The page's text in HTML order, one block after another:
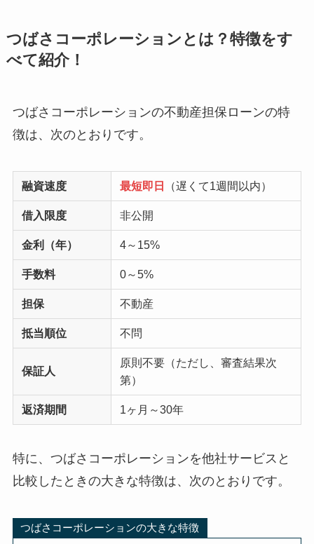
つばさコーポレーションとは？特徴をす
べて紹介！
つばさコーポレーションの不動産担保ローンの特
徴は、次のとおりです。
融資速度 最短即日 （遅くて1週間以内）
借入限度 非公開
金利（年） 4～15%
手数料 0～5%
担保 不動産
抵当順位 不問
保証人
原則不要（ただし、審査結果次
第）
返済期間 1ヶ月～30年
特に、つばさコーポレーションを他社サービスと
比較したときの大きな特徴は、次のとおりです。
つばさコーポレーションの大きな特徴